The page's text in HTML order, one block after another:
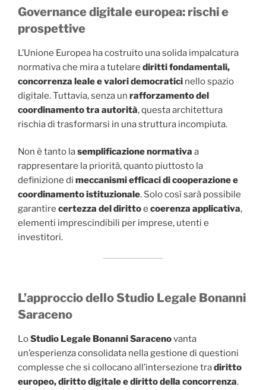
Governance digitale europea: rischi e
prospettive
L’Unione Europea ha costruito una solida impalcatura
normativa che mira a tutelare diritti fondamentali,
concorrenza leale e valori democratici nello spazio
digitale. Tuttavia, senza un rafforzamento del
coordinamento tra autorità, questa architettura
rischia di trasformarsi in una struttura incompiuta.
Non è tanto lasemplificazione normativa a
rappresentare la priorità, quanto piuttosto la
definizione di meccanismi efficaci di cooperazione e
coordinamento istituzionale. Solo così sarà possibile
garantire certezza del dirittoe coerenza applicativa,
elementi imprescindibili per imprese, utenti e
investitori.
L’approccio dello Studio Legale Bonanni
Saraceno
LoStudio Legale Bonanni Saracenovanta
un’esperienza consolidata nella gestione di questioni
complesse che si collocano all’intersezione tradiritto
europeo, diritto digitale e diritto della concorrenza.